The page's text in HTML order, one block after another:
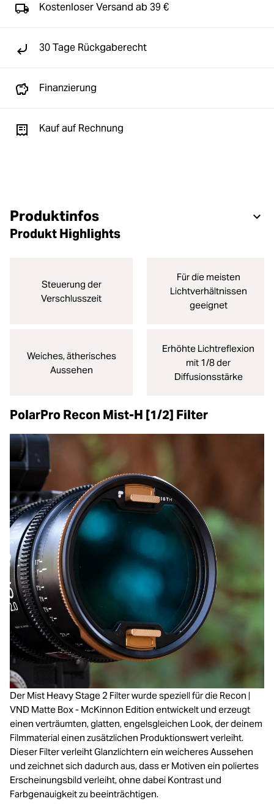
Kostenloser Versand ab 39 €
30 Tage Rückgaberecht
Finanzierung
Kauf auf Rechnung
Produktinfos
Produkt Highlights
Steuerung der
Verschlusszeit
Für die meisten
Lichtverhältnissen
geeignet
Weiches, ätherisches
Aussehen
Erhöhte Lichtreflexion
mit 1/8 der
Diffusionsstärke
PolarPro Recon Mist-H [1/2] Filter
Der Mist Heavy Stage 2 Filter wurde speziell für die Recon |
VND Matte Box - McKinnon Edition entwickelt und erzeugt
einen verträumten, glatten, engelsgleichen Look, der deinem
Filmmaterial einen zusätzlichen Produktionswert verleiht.
Dieser Filter verleiht Glanzlichtern ein weicheres Aussehen
und zeichnet sich dadurch aus, dass er Motiven ein poliertes
Erscheinungsbild verleiht, ohne dabei Kontrast und
Farbgenauigkeit zu beeinträchtigen.